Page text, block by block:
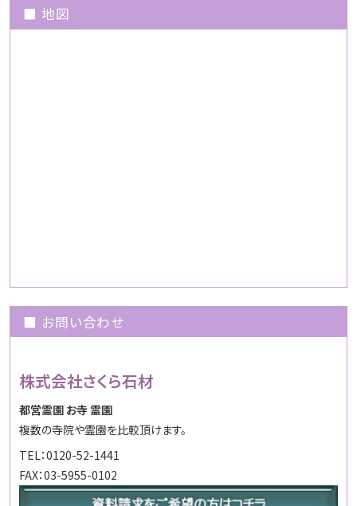
■ 地図
■ お問い合わせ
株式会社さくら石材
都営霊園 お寺 霊園
複数の寺院や霊園を比較頂けます。
TEL：0120-52-1441
FAX：03-5955-0102